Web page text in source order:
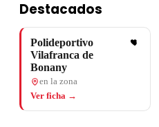
Destacados
Polideportivo
Vilafranca de
Bonany
en la zona
Ver ficha →